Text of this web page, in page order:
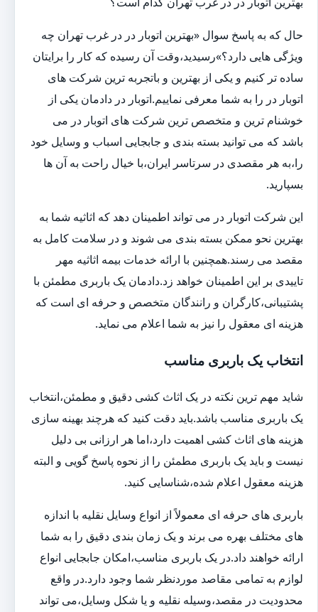
حال که به پاسخ سوال «بهترین اتوبار در در غرب تهران چه
ویژگی هایی دارد؟»رسیدید،وقت آن رسیده که کار را برایتان
ساده تر کنیم و یکی از بهترین و باتجربه ترین شرکت های
اتوبار در را به شما معرفی نماییم.اتوبار در دادمان یکی از
خوشنام ترین و متخصص ترین شرکت های اتوبار در می
باشد که می توانید بسته بندی و جابجایی اسباب و وسایل خود
را،به هر مقصدی در سرتاسر ایران،با خیال راحت به آن ها
بسپارید.
این شرکت اتوبار در می تواند اطمینان دهد که اثاثیه شما به
بهترین نحو ممکن بسته بندی می شوند و در سلامت کامل به
مقصد می رسند.همچنین با ارائه خدمات بیمه اثاثیه مهر
تاییدی بر این اطمینان خواهد زد.دادمان یک باربری مطمئن با
پشتیبانی،کارگران و رانندگان متخصص و حرفه ای است که
هزینه ای معقول را نیز به شما اعلام می نماید.
انتخاب یک باربری مناسب
شاید مهم ترین نکته در یک اثاث کشی دقیق و مطمئن،انتخاب
یک باربری مناسب باشد.باید دقت کنید که هرچند بهینه سازی
هزینه های اثاث کشی اهمیت دارد،اما هر ارزانی بی دلیل
نیست و باید یک باربری مطمئن را از نحوه پاسخ گویی و البته
هزینه معقول اعلام شده،شناسایی کنید.
باربری های حرفه ای معمولاً از انواع وسایل نقلیه با اندازه
های مختلف بهره می برند و یک زمان بندی دقیق را به شما
ارائه خواهند داد.در یک باربری مناسب،امکان جابجایی انواع
لوازم به تمامی مقاصد موردنظر شما وجود دارد.در واقع
محدودیت در مقصد،وسیله نقلیه و یا شکل وسایل،می تواند